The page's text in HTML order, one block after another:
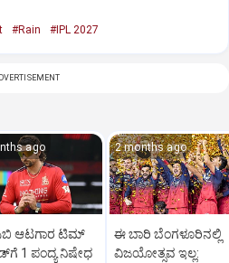
#Rain #IPL 2027
ago
ಆಟಗಾರ ಟಿಮ್‌
1 ಪಂದ್ಯ ನಿಷೇಧ
2 months ago
ಈ ಬಾರಿ ಬೆಂಗಳೂರಿನಲ್ಲಿ
ವಿಜಯೋತ್ಸವ ಇಲ್ಲ: